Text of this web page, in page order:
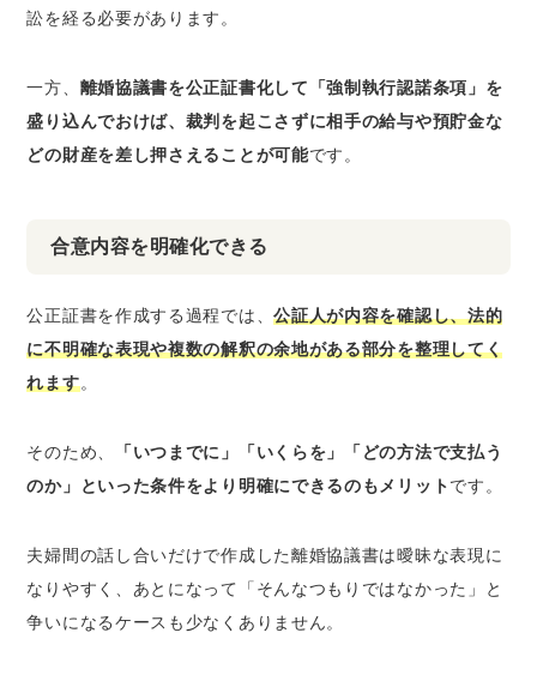
訟を経る必要があります。
一方、 離婚協議書を公正証書化して「強制執行認諾条項」を
盛り込んでおけば、裁判を起こさずに相手の給与や預貯金な
どの財産を差し押さえることが可能です。
合意内容を明確化できる
公正証書を作成する過程では、公証人が内容を確認し、法的
に不明確な表現や複数の解釈の余地がある部分を整理してく
れます。
そのため、
「いつまでに」「いくらを」「どの方法で支払う
のか」といった条件をより明確にできるのもメリットです。
夫婦間の話し合いだけで作成した離婚協議書は曖昧な表現に
なりやすく、あとになって「そんなつもりではなかった」と
争いになるケースも少なくありません。